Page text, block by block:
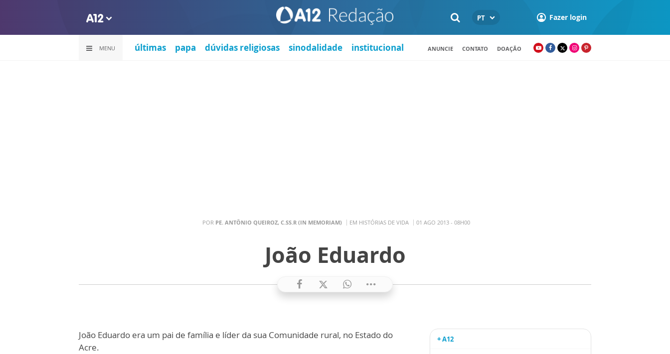
PT Fazer login
MENU últimas papa dúvidas religiosas sinodalidade institucional ANUNCIE CONTATO DOAÇÃO
POR PE. ANTÔNIO QUEIROZ, C.SS.R (IN MEMORIAM) EM HISTÓRIAS DE VIDA 01 AGO 2013 - 08H00
João Eduardo
João Eduardo era um pai de família e líder da sua Comunidade rural, no Estado do
Acre.
+ A12